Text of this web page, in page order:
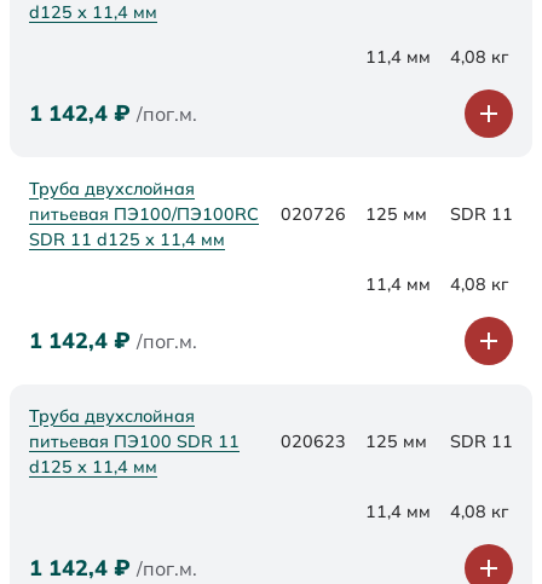
d125 х 11,4 мм
11,4 мм 4,08 кг
1 142,4 ₽ /пог.м.
Труба двухслойная
питьевая ПЭ100/ПЭ100RC
SDR 11 d125 х 11,4 мм
020726 125 мм SDR 11
11,4 мм 4,08 кг
1 142,4 ₽ /пог.м.
Труба двухслойная
питьевая ПЭ100 SDR 11
d125 х 11,4 мм
020623 125 мм SDR 11
11,4 мм 4,08 кг
1 142,4 ₽ /пог.м.